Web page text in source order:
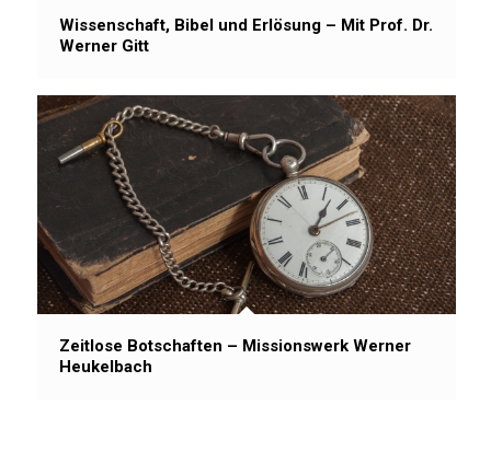
Wissenschaft, Bibel und Erlösung – Mit Prof. Dr.
Werner Gitt
Zeitlose Botschaften – Missionswerk Werner
Heukelbach